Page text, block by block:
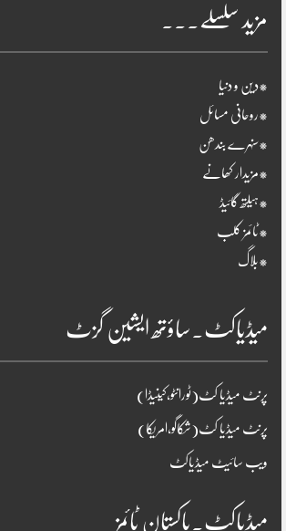
مزید سلسلے۔۔۔
*دین و دنیا
*روحانی مسائل
*سنہرے بندھن
*مزیدار کھانے
*ہیلتھ گائیڈ
*ٹائمز کلب
*بلاگ
میڈیاکٹ۔ساؤتھ ایشین گزٹ
پرنٹ میڈیا کٹ(ٹورانٹو،کینیڈا)
پرنٹ میڈیا کٹ(شکاگو،امریکا)
ویب سائیٹ میڈیاکٹ
میڈیاکٹ۔پاکستان ٹائمز